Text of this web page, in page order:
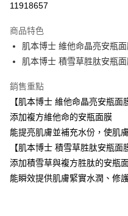
Google Pay
全盈+PAY
AFTEE先享後付
相關說明
AFTEE先享後付是「在收到商品之
便利好安心！
１．簡單：不需註冊會員、不需綁
２．便利：只要手機號碼，簡訊認
３．安心：先確認商品／服務後，
ATM付款
運送方式
全家取貨付款
11918657
商品特色
肌本博士 維他命晶亮安瓶
肌本博士 積雪草胜肽安瓶
銷售重點
【肌本博士 維他命晶亮安瓶面
添加複方維他命的安瓶面膜
能提亮肌膚並補充水份，使肌
【肌本博士 積雪草胜肽安瓶面
添加積雪草與複方胜肽的安瓶
能瞬效提供肌膚緊實水潤、修